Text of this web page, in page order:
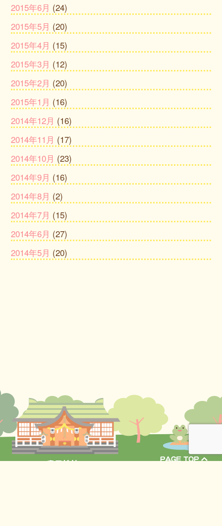
2015年6月 (24)
2015年5月 (20)
2015年4月 (15)
2015年3月 (12)
2015年2月 (20)
2015年1月 (16)
2014年12月 (16)
2014年11月 (17)
2014年10月 (23)
2014年9月 (16)
2014年8月 (2)
2014年7月 (15)
2014年6月 (27)
2014年5月 (20)